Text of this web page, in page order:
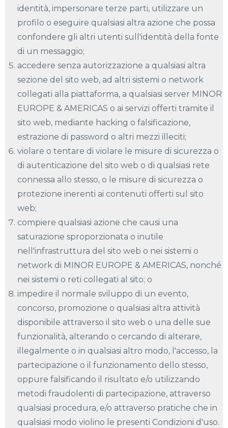
identità, impersonare terze parti, utilizzare un
profilo o eseguire qualsiasi altra azione che possa
confondere gli altri utenti sull'identità della fonte
di un messaggio;
accedere senza autorizzazione a qualsiasi altra
sezione del sito web, ad altri sistemi o network
collegati alla piattaforma, a qualsiasi server MINOR
EUROPE & AMERICAS o ai servizi offerti tramite il
sito web, mediante hacking o falsificazione,
estrazione di password o altri mezzi illeciti;
violare o tentare di violare le misure di sicurezza o
di autenticazione del sito web o di qualsiasi rete
connessa allo stesso, o le misure di sicurezza o
protezione inerenti ai contenuti offerti sul sito
web;
compiere qualsiasi azione che causi una
saturazione sproporzionata o inutile
nell'infrastruttura del sito web o nei sistemi o
network di MINOR EUROPE & AMERICAS, nonché
nei sistemi o reti collegati al sito; o
impedire il normale sviluppo di un evento,
concorso, promozione o qualsiasi altra attività
disponibile attraverso il sito web o una delle sue
funzionalità, alterando o cercando di alterare,
illegalmente o in qualsiasi altro modo, l'accesso, la
partecipazione o il funzionamento dello stesso,
oppure falsificando il risultato e/o utilizzando
metodi fraudolenti di partecipazione, attraverso
qualsiasi procedura, e/o attraverso pratiche che in
qualsiasi modo violino le presenti Condizioni d'uso.